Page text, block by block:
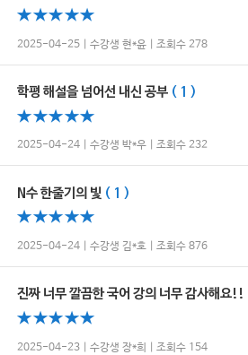
2025-04-25 | 수강생 현*윤 | 조회수 278
학평 해설을 넘어선 내신 공부 ( 1 )
2025-04-24 | 수강생 박*우 | 조회수 232
N수 한줄기의 빛 ( 1 )
2025-04-24 | 수강생 김*호 | 조회수 876
진짜 너무 깔끔한 국어 강의 너무 감사해요!!
2025-04-23 | 수강생 장*희 | 조회수 154